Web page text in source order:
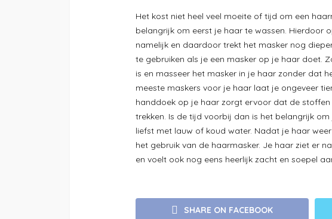
Het kost niet heel veel moeite of tijd om een
belangrijk om eerst je haar te wassen. Hierdoor
namelijk en daardoor trekt het masker nog
te gebruiken als je een masker op je haar doet.
is en masseer het masker in je haar zonder dat
meeste maskers voor je haar laat je ongeveer
handdoek op je haar zorgt ervoor dat de
trekken. Is de tijd voorbij dan is het belangrijk
liefst met lauw of koud water. Nadat je haar
het gebruik van de haarmasker. Je haar ziet er
en voelt ook nog eens heerlijk zacht en soepel
SHARE ON FACEBOOK